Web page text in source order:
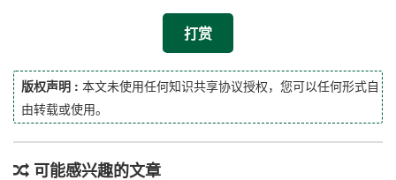
打赏
版权声明 : 本文未使用任何知识共享协议授权，您可以任何形式自
由转载或使用。
可能感兴趣的文章